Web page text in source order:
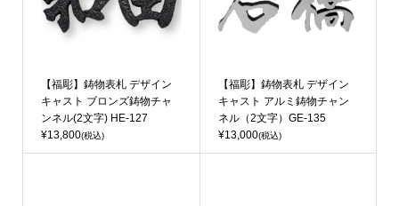
【福彫】鋳物表札 デザイン
キャスト ブロンズ鋳物チャ
ンネル(2文字) HE-127
¥13,800(税込)
【福彫】鋳物表札 デザイン
キャスト アルミ鋳物チャン
ネル（2文字）GE-135
¥13,000(税込)